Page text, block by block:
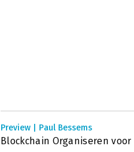
Preview | Paul Bessems
Blockchain Organiseren voor